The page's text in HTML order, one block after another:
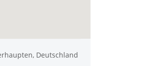
Deutschland